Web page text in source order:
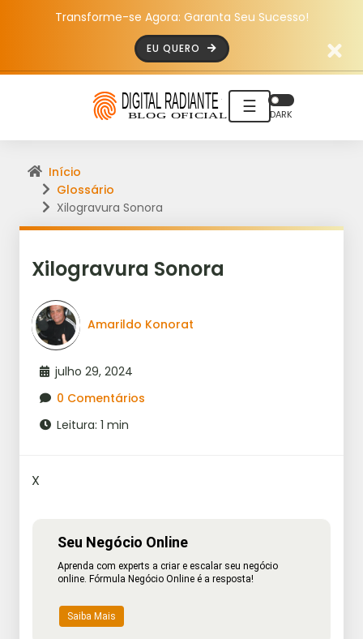
Transforme-se Agora: Garanta Seu Sucesso!
EU QUERO
☰ DARK
Início
Glossário
Xilogravura Sonora
Xilogravura Sonora
Amarildo Konorat
julho 29, 2024
0 Comentários
Leitura: 1 min
X
Seu Negócio Online
Aprenda com experts a criar e escalar seu negócio
online. Fórmula Negócio Online é a resposta!
Saiba Mais